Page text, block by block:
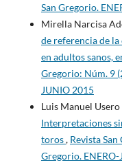
San Gregorio.
Mirella Narcisa
de referencia de
en adultos sanos,
Gregorio: Núm. 9
JUNIO 2015
Luis Manuel Usero
Interpretaciones
toros, Revista
Gregorio.